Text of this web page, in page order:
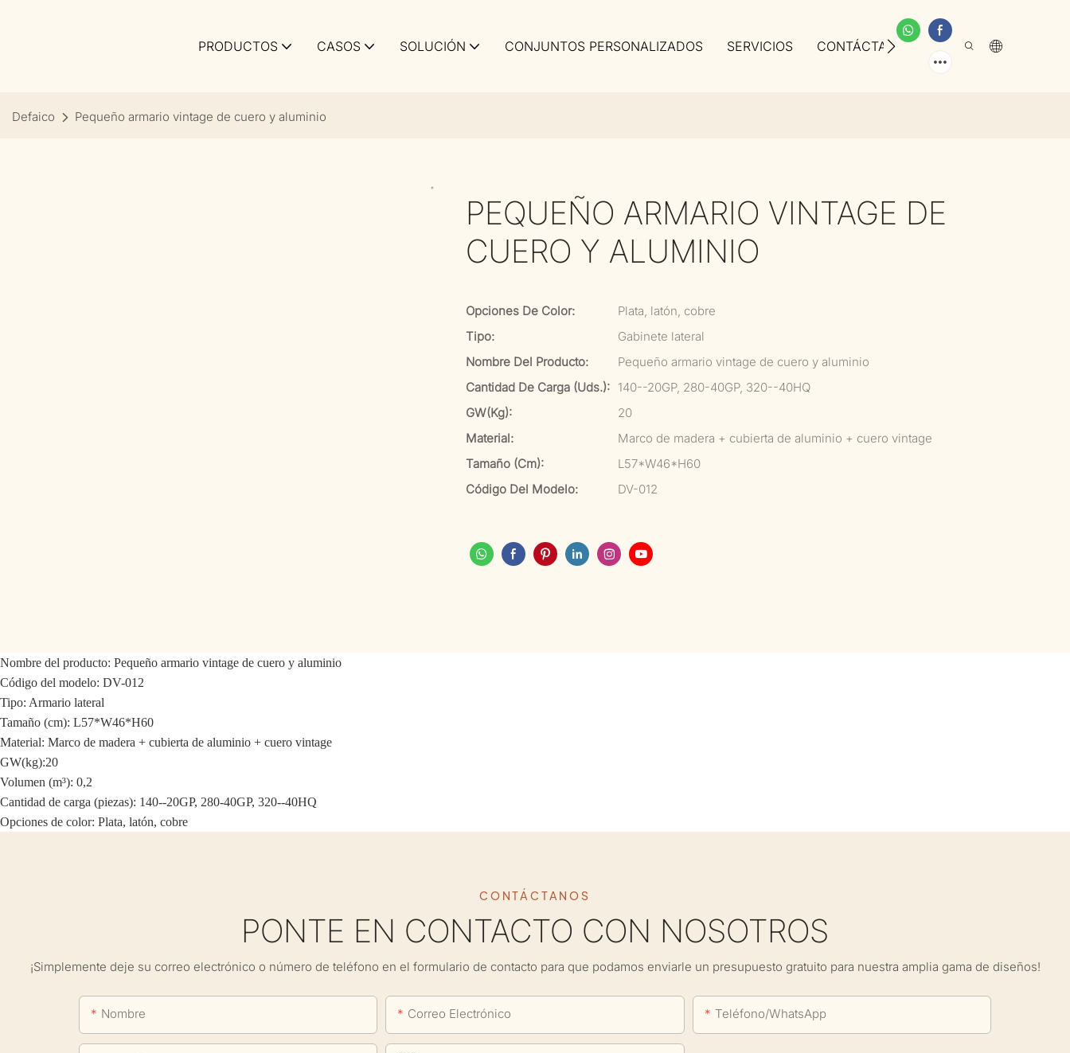
PRODUCTOS CASOS SOLUCIÓN CONJUNTOS PERSONALIZADOS SERVICIOS CONTÁCTANOS SOBRE NOSOTROS
Defaico Pequeño armario vintage de cuero y aluminio
PEQUEÑO ARMARIO VINTAGE DE
CUERO Y ALUMINIO
Opciones De Color:
Plata, latón, cobre
Tipo:
Gabinete lateral
Nombre Del Producto:
Pequeño armario vintage de cuero y aluminio
Cantidad De Carga (uds.): 140--20GP, 280-40GP, 320--40HQ
GW(kg):
20
Material:
Marco de madera + cubierta de aluminio + cuero vintage
Tamaño (cm):
L57*W46*H60
Código Del Modelo:
DV-012
Nombre del producto: Pequeño armario vintage de cuero y aluminio
Código del modelo: DV-012
Tipo: Armario lateral
Tamaño (cm): L57*W46*H60
Material: Marco de madera + cubierta de aluminio + cuero vintage
GW(kg):20
Volumen (m³): 0,2
Cantidad de carga (piezas): 140--20GP, 280-40GP, 320--40HQ
Opciones de color: Plata, latón, cobre
CONTÁCTANOS
PONTE EN CONTACTO CON NOSOTROS
¡Simplemente deje su correo electrónico o número de teléfono en el formulario de contacto para que podamos enviarle un presupuesto gratuito para nuestra amplia gama de diseños!
Nombre Correo Electrónico Teléfono/WhatsApp